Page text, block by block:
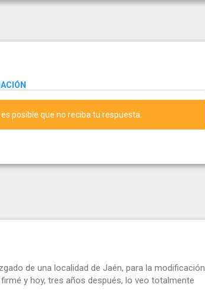
posible que no reciba tu respuesta.
de una localidad de Jaén, para la modificación
y hoy, tres años después, lo veo totalmente